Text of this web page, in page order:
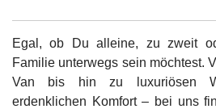
Egal, ob Du alleine, zu zweit
Familie unterwegs sein möchtest.
Van bis hin zu luxuriösen
erdenklichen Komfort – bei uns